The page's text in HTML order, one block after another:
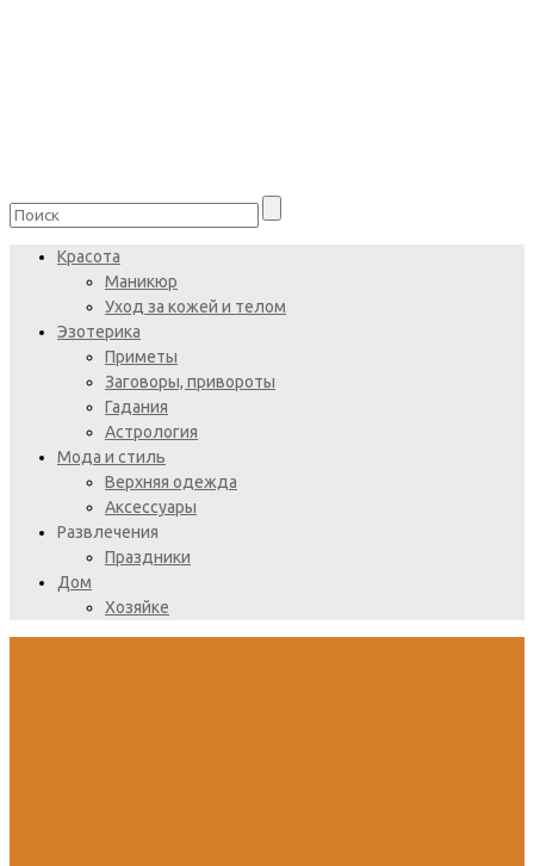
Красота
Маникюр
Уход за кожей и телом
Эзотерика
Приметы
Заговоры, привороты
Гадания
Астрология
Мода и стиль
Верхняя одежда
Аксессуары
Развлечения
Праздники
Дом
Хозяйке